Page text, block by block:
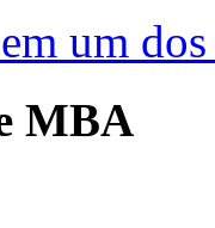
um
MBA